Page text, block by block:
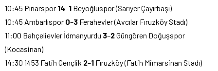
10:45 Pınarspor 14–1 Beyoğluspor (Sarıyer Çayırbaşı)
10:45 Ambarlıspor 0–3 Ferahevler (Avcılar Fıruzköy Stadı)
11:00 Bahçelievler İdmanyurdu 3–2Güngören Doğuşspor
(Kocasinan)
14:30 1453 Fatih Gençlik 2–1 Fıruzköy (Fatih Mimarsinan Stadı)